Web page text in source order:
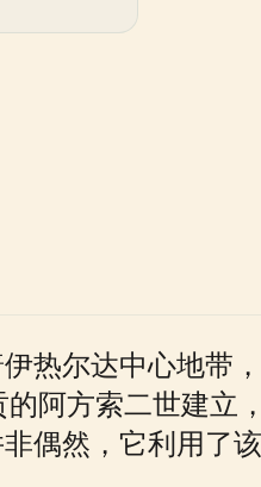
热尔达中心地带
阿方索二世建立
偶然，它利用了